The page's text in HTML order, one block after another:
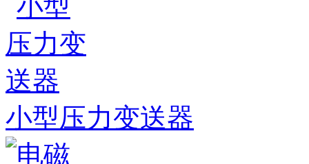
小型压力变送器